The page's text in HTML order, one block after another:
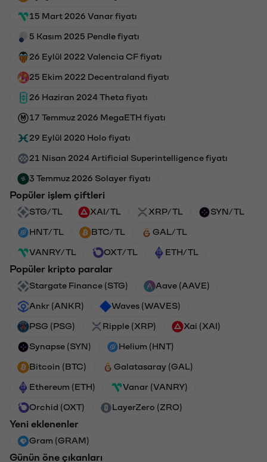
15 Mart 2026 Vanar fiyatı
5 Kasım 2025 Pendle fiyatı
26 Eylül 2022 Valencia CF fiyatı
25 Ekim 2022 Decentraland fiyatı
26 Haziran 2024 Theta fiyatı
17 Temmuz 2026 MegaETH fiyatı
29 Eylül 2020 Holo fiyatı
21 Nisan 2024 Artificial Superintelligence fiyatı
3 Temmuz 2026 Solayer fiyatı
Popüler işlem çiftleri
STG/TL XAI/TL XRP/TL SYN/TL
HNT/TL BTC/TL GAL/TL
VANRY/TL OXT/TL ETH/TL
Popüler kripto paralar
Stargate Finance (STG) Aave (AAVE)
Ankr (ANKR) Waves (WAVES)
PSG (PSG) Ripple (XRP) Xai (XAI)
Synapse (SYN) Helium (HNT)
Bitcoin (BTC) Galatasaray (GAL)
Ethereum (ETH) Vanar (VANRY)
Orchid (OXT) LayerZero (ZRO)
Yeni eklenenler
Gram (GRAM)
Günün öne çıkanları